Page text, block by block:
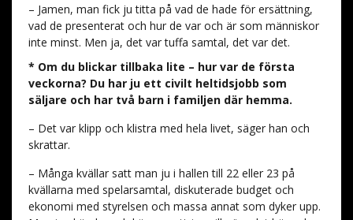
– Jamen, man fick ju titta på vad de hade för ersättning,
vad de presenterat och hur de var och är som människor
inte minst. Men ja, det var tuffa samtal, det var det.
* Om du blickar tillbaka lite – hur var de första
veckorna? Du har ju ett civilt heltidsjobb som
säljare och har två barn i familjen där hemma.
– Det var klipp och klistra med hela livet, säger han och
skrattar.
– Många kvällar satt man ju i hallen till 22 eller 23 på
kvällarna med spelarsamtal, diskuterade budget och
ekonomi med styrelsen och massa annat som dyker upp.